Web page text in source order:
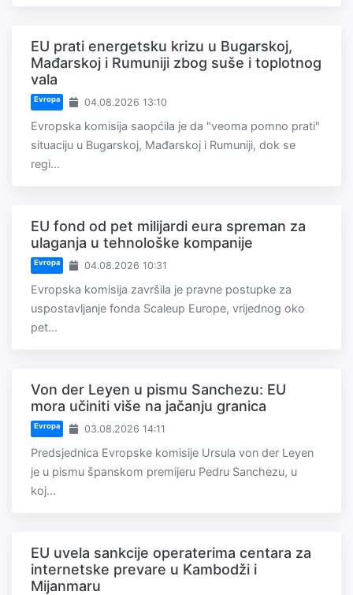
EU prati energetsku krizu u Bugarskoj,
Mađarskoj i Rumuniji zbog suše i toplotnog
vala
Evropa 04.08.2026 13:10
Evropska komisija saopćila je da "veoma pomno prati"
situaciju u Bugarskoj, Mađarskoj i Rumuniji, dok se
regi...
EU fond od pet milijardi eura spreman za
ulaganja u tehnološke kompanije
Evropa 04.08.2026 10:31
Evropska komisija završila je pravne postupke za
uspostavljanje fonda Scaleup Europe, vrijednog oko
pet...
Von der Leyen u pismu Sanchezu: EU
mora učiniti više na jačanju granica
Evropa 03.08.2026 14:11
Predsjednica Evropske komisije Ursula von der Leyen
je u pismu španskom premijeru Pedru Sanchezu, u
koj...
EU uvela sankcije operaterima centara za
internetske prevare u Kambodži i
Mijanmaru